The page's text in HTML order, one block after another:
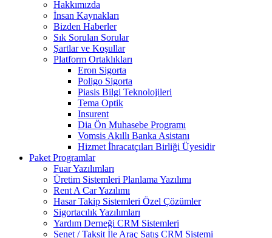
Hakkımızda
İnsan Kaynakları
Bizden Haberler
Sık Sorulan Sorular
Şartlar ve Koşullar
Platform Ortaklıkları
Eron Sigorta
Poligo Sigorta
Piasis Bilgi Teknolojileri
Tema Optik
Insurent
Dia Ön Muhasebe Programı
Vomsis Akıllı Banka Asistanı
Hizmet İhracatçıları Birliği Üyesidir
Paket Programlar
Fuar Yazılımları
Üretim Sistemleri Planlama Yazılımı
Rent A Car Yazılımı
Hasar Takip Sistemleri Özel Çözümler
Sigortacılık Yazılımları
Yardım Derneği CRM Sistemleri
Senet / Taksit İle Araç Satış CRM Sistemi